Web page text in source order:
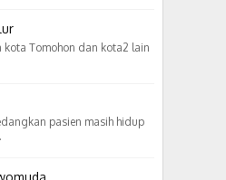
kota Tomohon dan kota2 lain
pasien masih hidup